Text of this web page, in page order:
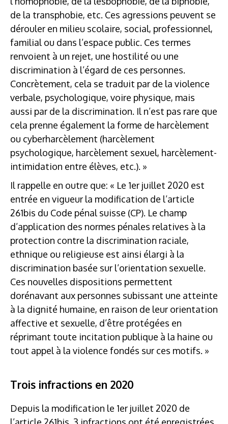
de la transphobie, etc. Ces agressions peuvent se
dérouler en milieu scolaire, social, professionnel,
familial ou dans l’espace public. Ces termes
renvoient à un rejet, une hostilité ou une
discrimination à l’égard de ces personnes.
Concrètement, cela se traduit par de la violence
verbale, psychologique, voire physique, mais
aussi par de la discrimination. Il n’est pas rare que
cela prenne également la forme de harcèlement
ou cyberharcèlement (harcèlement
psychologique, harcèlement sexuel, harcèlement-
intimidation entre élèves, etc.). »
Il rappelle en outre que: « Le 1er juillet 2020 est
entrée en vigueur la modification de l’article
261bis du Code pénal suisse (CP). Le champ
d’application des normes pénales relatives à la
protection contre la discrimination raciale,
ethnique ou religieuse est ainsi élargi à la
discrimination basée sur l’orientation sexuelle.
Ces nouvelles dispositions permettent
dorénavant aux personnes subissant une atteinte
à la dignité humaine, en raison de leur orientation
affective et sexuelle, d’être protégées en
réprimant toute incitation publique à la haine ou
tout appel à la violence fondés sur ces motifs. »
Trois infractions en 2020
Depuis la modification le 1er juillet 2020 de